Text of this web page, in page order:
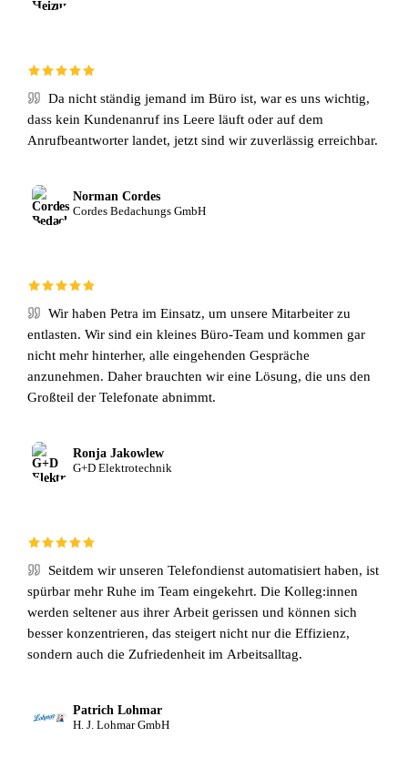
Da nicht ständig jemand im Büro ist, war es uns wichtig,
dass kein Kundenanruf ins Leere läuft oder auf dem
Anrufbeantworter landet, jetzt sind wir zuverlässig erreichbar.
Norman Cordes
Cordes Bedachungs GmbH
Wir haben Petra im Einsatz, um unsere Mitarbeiter zu
entlasten. Wir sind ein kleines Büro-Team und kommen gar
nicht mehr hinterher, alle eingehenden Gespräche
anzunehmen. Daher brauchten wir eine Lösung, die uns den
Großteil der Telefonate abnimmt.
Ronja Jakowlew
G+D Elektrotechnik
Seitdem wir unseren Telefondienst automatisiert haben, ist
spürbar mehr Ruhe im Team eingekehrt. Die Kolleg:innen
werden seltener aus ihrer Arbeit gerissen und können sich
besser konzentrieren, das steigert nicht nur die Effizienz,
sondern auch die Zufriedenheit im Arbeitsalltag.
Patrich Lohmar
H. J. Lohmar GmbH